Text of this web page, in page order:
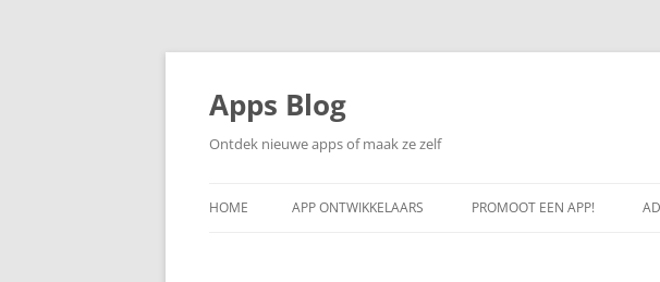
Ga
inhoud
Apps Blog
Ontdek nieuwe apps of maak ze zelf
HOME APP ONTWIKKELAARS PROMOOT EEN APP!